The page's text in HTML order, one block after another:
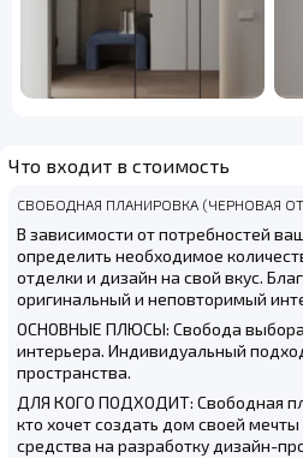
Что входит в стоимость
СВОБОДНАЯ ПЛАНИРОВКА (ЧЕРНОВАЯ
В зависимости от потребностей
определить необходимое
отделки и дизайн на свой вкус.
оригинальный и неповторимый
ОСНОВНЫЕ ПЛЮСЫ: Свобода выбора
интерьера. Индивидуальный
пространства.
ДЛЯ КОГО ПОДХОДИТ: Свободная
кто хочет создать дом своей
средства на разработку дизайн-